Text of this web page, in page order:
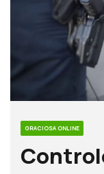
GRACIOSA ONLINE